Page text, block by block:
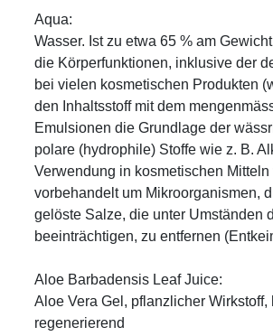
Aqua:
Wasser. Ist zu etwa 65 % am
die Körperfunktionen, inklusive der
bei vielen kosmetischen Produkten
den Inhaltsstoff mit dem
Emulsionen die Grundlage der
polare (hydrophile) Stoffe wie z. B.
Verwendung in kosmetischen
vorbehandelt um Mikroorganismen,
gelöste Salze, die unter Umständen
beeinträchtigen, zu entfernen
Aloe Barbadensis Leaf Juice:
Aloe Vera Gel, pflanzlicher
regenerierend